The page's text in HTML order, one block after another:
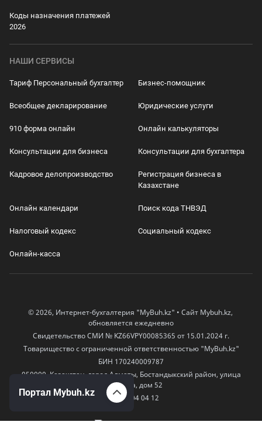
Коды назначения платежей
2026
НАШИ СЕРВИСЫ
Тариф Персональный бухгалтер Бизнес-помощник
Всеобщее декларирование Юридические услуги
910 форма онлайн Онлайн калькуляторы
Консультации для бизнеса Консультации для бухгалтера
Кадровое делопроизводство
Регистрация бизнеса в
Казахстане
Онлайн календари Поиск кода ТНВЭД
Налоговый кодекс Социальный кодекс
Онлайн-касса
© 2026, Интернет-бухгалтерия "MyBuh.kz" • Сайт Mybuh.kz,
обновляется ежедневно
Свидетельство СМИ № KZ66VPY00085365 от 15.01.2024 г.
Товарищество с ограниченной ответственностью "MyBuh.kz"
БИН 170240009787
050000, Казахстан, город Алматы, Бостандыкский район, улица
Егизбаева, дом 52
+7 777 504 04 12
Портал Mybuh.kz